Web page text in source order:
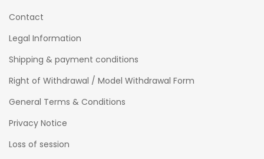
Contact
Legal Information
Shipping & payment conditions
Right of Withdrawal / Model Withdrawal Form
General Terms & Conditions
Privacy Notice
Loss of session